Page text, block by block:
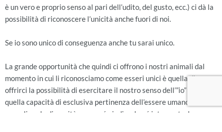
è un vero e proprio senso al pari dell’udito, del gusto, ecc.) ci dà la
possibilità di riconoscere l’unicità anche fuori di noi.
Se io sono unico di conseguenza anche tu sarai unico.
La grande opportunità che quindi ci offrono i nostri animali dal
momento in cui li riconosciamo come esseri unici è quella di
offrirci la possibilità di esercitare il nostro senso dell’”io” e cioè
quella capacità di esclusiva pertinenza dell’essere umano di
accogliere le diversità senza né giudicarle né interpretarle, ma